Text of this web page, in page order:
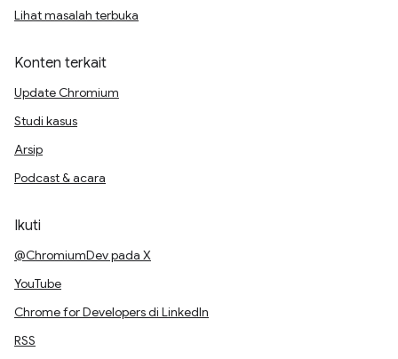
Lihat masalah terbuka
Konten terkait
Update Chromium
Studi kasus
Arsip
Podcast & acara
Ikuti
@ChromiumDev pada X
YouTube
Chrome for Developers di LinkedIn
RSS